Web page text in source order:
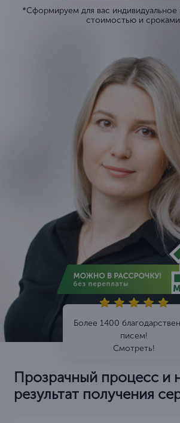
*Сформируем для вас
стоимостью и
Более 1400
писем!
Смотреть!
Прозрачный процесс и
результат получения